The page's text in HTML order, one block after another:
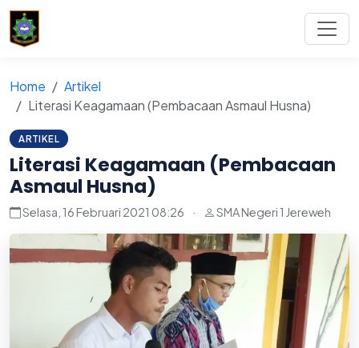
Home
Artikel
Literasi Keagamaan (Pembacaan Asmaul Husna)
ARTIKEL
Literasi Keagamaan (Pembacaan
Asmaul Husna)
Selasa, 16 Februari 2021 08:26 · SMA Negeri 1 Jereweh